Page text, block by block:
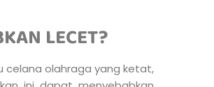
LECET?
celana olahraga yang ketat,